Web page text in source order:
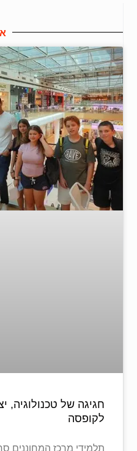
חגיגה של טכנולוגיה,
לקופסה